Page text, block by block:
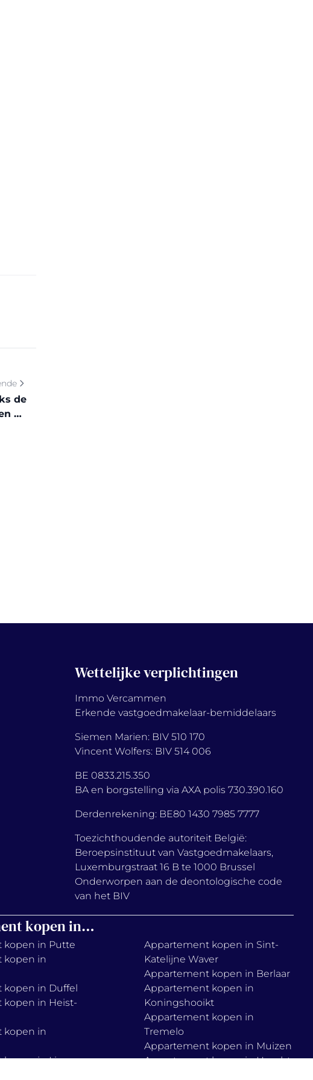
de
en
Wettelijke verplichtingen
Immo Vercammen
Erkende vastgoedmakelaar-bemiddelaars
Siemen Marien: BIV 510 170
Vincent Wolfers: BIV 514 006
BE 0833.215.350
BA en borgstelling via AXA polis 730.390.160
Derdenrekening: BE80 1430 7985 7777
Toezichthoudende autoriteit België:
Beroepsinstituut van Vastgoedmakelaars,
Luxemburgstraat 16 B te 1000 Brussel
Onderworpen aan de deontologische code
van het BIV
kopen in…
in Putte
kopen in
in Duffel
in Heist-
kopen in
in Lier
Appartement kopen in Sint-
Katelijne Waver
Appartement kopen in Berlaar
Appartement kopen in
Koningshooikt
Appartement kopen in
Tremelo
Appartement kopen in Muizen
Appartement kopen in Haacht